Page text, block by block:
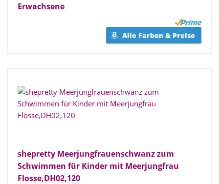
Erwachsene
Alle Farben & Preise
shepretty Meerjungfrauenschwanz zum
Schwimmen für Kinder mit Meerjungfrau
Flosse,DH02,120